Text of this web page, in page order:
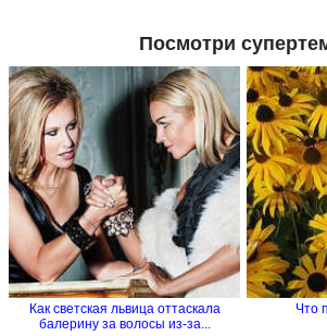
Посмотри
Как светская львица оттаскала
балерину за волосы из-за...
Что